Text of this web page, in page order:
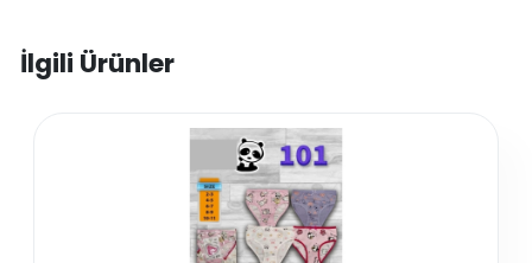
İlgili Ürünler